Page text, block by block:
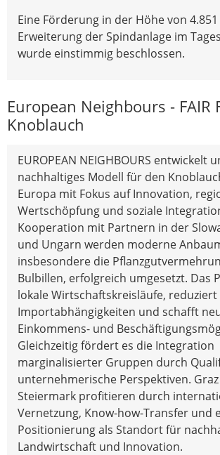
Eine Förderung in der Höhe von
Erweiterung der Spindanlage im
wurde einstimmig beschlossen.
European Neighbours - FAIR
Knoblauch
EUROPEAN NEIGHBOURS entwickelt
nachhaltiges Modell für den
Europa mit Fokus auf Innovation,
Wertschöpfung und soziale
Kooperation mit Partnern in der
und Ungarn werden moderne
insbesondere die
Bulbillen, erfolgreich umgesetzt. Das
lokale Wirtschaftskreisläufe, reduziert
Importabhängigkeiten und schafft
Einkommens- und
Gleichzeitig fördert es die Integration
marginalisierter Gruppen durch
unternehmerische Perspektiven.
Steiermark profitieren durch
Vernetzung, Know-how-Transfer und
Positionierung als Standort für
Landwirtschaft und Innovation.